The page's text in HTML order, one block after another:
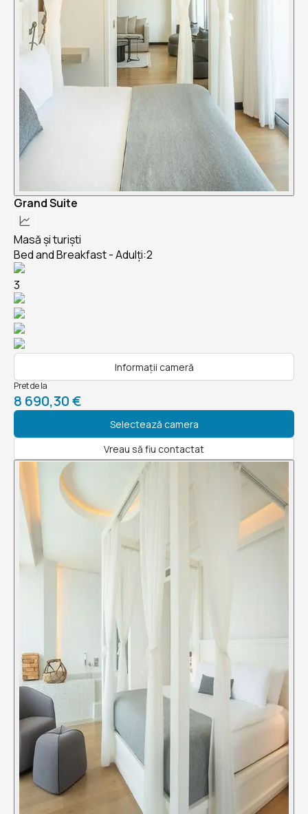
Grand Suite
Masă și turiști
Bed and Breakfast - Adulți:2
3
Informații cameră
Pret de la
8 690,30 €
Selectează camera
Vreau să fiu contactat